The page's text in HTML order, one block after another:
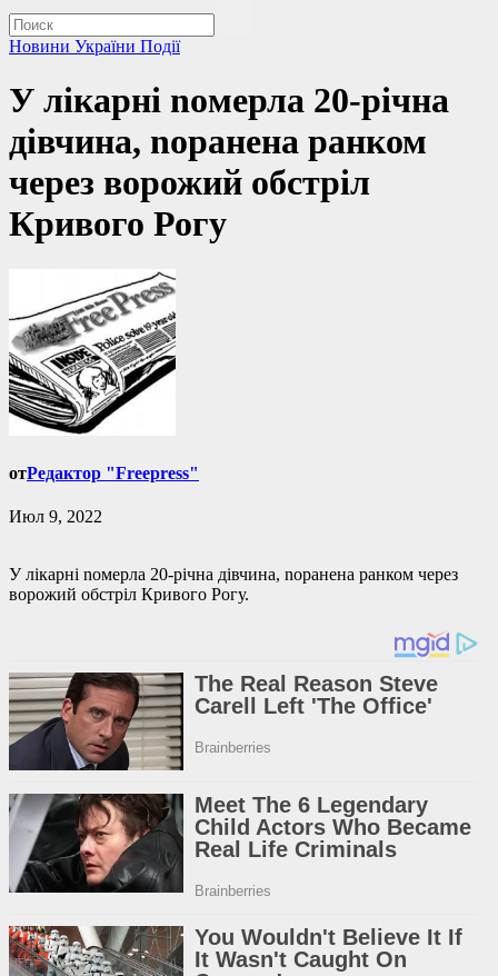
Новини України Події
У лікарні noмeрлa 20-річна
дівчина, nорaнeнa ранком
через ворожий обстріл
Кривого Рогу
отРедактор "Freepress"
Июл 9, 2022
У лікарні noмeрлa 20-річна дівчина, nорaнeнa ранком через
ворожий обстріл Кривого Рогу.